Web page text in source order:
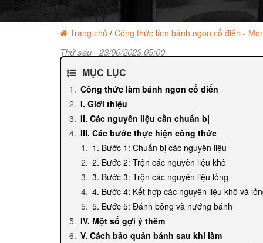
Trang chủ / Công thức làm bánh ngon cổ điển -
Thứ sáu - 23/06/2023 05:00
MỤC LỤC
Công thức làm bánh ngon cổ điển
I. Giới thiệu
II. Các nguyên liệu cần chuẩn bị
III. Các bước thực hiện công thức
1. Bước 1: Chuẩn bị các nguyên liệu
2. Bước 2: Trộn các nguyên liệu khô
3. Bước 3: Trộn các nguyên liệu lỏng
4. Bước 4: Kết hợp các nguyên liệu khô và
5. Bước 5: Đánh bông và nướng bánh
IV. Một số gợi ý thêm
V. Cách bảo quản bánh sau khi làm